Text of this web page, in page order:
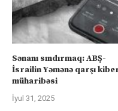
Sənanı sındırmaq: ABŞ-
İsrailin Yəmənə qarşı
müharibəsi
İyul 31, 2025